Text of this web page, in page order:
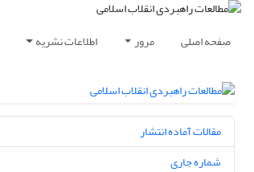
صفحه اصلی مرور اطلاعات نشریه
مقالات آماده انتشار
شماره جاری